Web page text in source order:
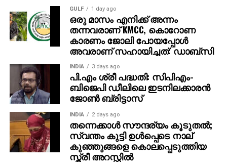
GULF 1 day ago
ഒരു മാസം എനിക്ക് അന്നം
തന്നവരാണ് KMCC, കൊറോണ
കാരണം ജോലി പോയപ്പോൾ
അവരാണ് സഹായിച്ചത്: ഡാബ്സി
INDIA 3 days ago
പി.എം ശ്രീ പദ്ധതി: സിപിഎം-
ബിജെപി ഡീലിലെ ഇടനിലക്കാരന്‍
ജോണ്‍ ബ്രിട്ടാസ്‌
INDIA 2 days ago
തന്നെക്കാള്‍ സൗന്ദര്യം കൂടുതല്‍;
സ്വന്തം കുട്ടി ഉള്‍പ്പെടെ നാല്
കുഞ്ഞുങ്ങളെ കൊലപ്പെടുത്തിയ
സ്ത്രീ അറസ്റ്റില്‍